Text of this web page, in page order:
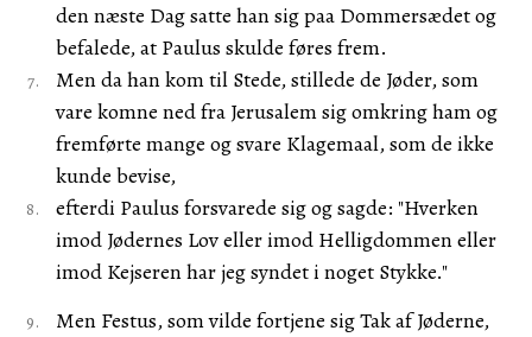
den næste Dag satte han sig paa Dommersædet og
befalede, at Paulus skulde føres frem.
Men da han kom til Stede, stillede de Jøder, som
vare komne ned fra Jerusalem sig omkring ham og
fremførte mange og svare Klagemaal, som de ikke
kunde bevise,
efterdi Paulus forsvarede sig og sagde: "Hverken
imod Jødernes Lov eller imod Helligdommen eller
imod Kejseren har jeg syndet i noget Stykke."
Men Festus, som vilde fortjene sig Tak af Jøderne,